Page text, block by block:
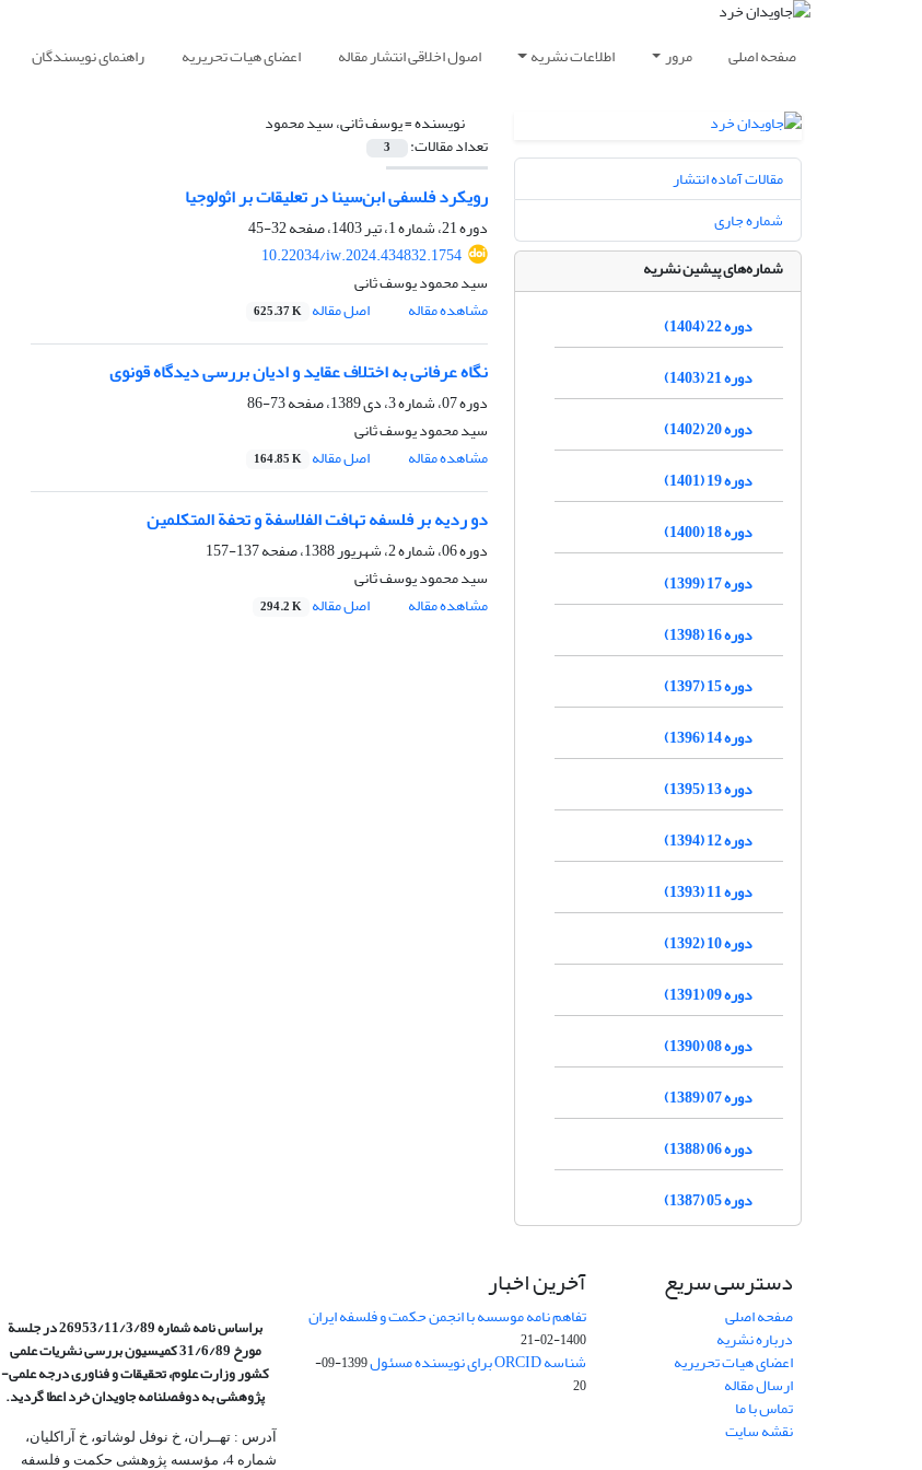
صفحه اصلی مرور اطلاعات نشریه اصول اخلاقی انتشار مقاله اعضای هیات تحریریه راهنمای نویسندگان
نویسنده =یوسف ثانی، سید محمود
تعداد مقالات: 3
رویکرد فلسفی ابن‌سینا در تعلیقات بر اثولوجیا
دوره 21، شماره 1، تیر 1403، صفحه
32-45
10.22034/iw.2024.434832.1754
سید محمود یوسف ثانی
مشاهده مقاله
اصل مقاله 625.37 K
نگاه عرفانی به اختلاف عقاید و ادیان بررسی دیدگاه قونوی
دوره 07، شماره 3، دی 1389، صفحه
73-86
سید محمود یوسف ثانی
مشاهده مقاله
اصل مقاله 164.85 K
دو ردیه بر فلسفه تهافت الفلاسفة و تحفة المتکلمین
دوره 06، شماره 2، شهریور 1388، صفحه
137-157
سید محمود یوسف ثانی
مشاهده مقاله
اصل مقاله 294.2 K
مقالات آماده انتشار
شماره جاری
شماره‌های پیشین نشریه
دوره 22 (1404)
دوره 21 (1403)
دوره 20 (1402)
دوره 19 (1401)
دوره 18 (1400)
دوره 17 (1399)
دوره 16 (1398)
دوره 15 (1397)
دوره 14 (1396)
دوره 13 (1395)
دوره 12 (1394)
دوره 11 (1393)
دوره 10 (1392)
دوره 09 (1391)
دوره 08 (1390)
دوره 07 (1389)
دوره 06 (1388)
دوره 05 (1387)
دسترسی سریع
صفحه اصلی
درباره نشریه
اعضای هیات تحریریه
ارسال مقاله
تماس با ما
نقشه سایت
آخرین اخبار
تفاهم نامه موسسه با انجمن حکمت و فلسفه ایران
1400-02-21
شناسه ORCID برای نویسنده مسئول
1399-09-
20
براساس نامه شماره 26953/11/3/89 در جلسة
مورخ 31/6/89 کمیسیون
بررسی نشریات علمی
کشور وزارت علوم، تحقیقات و فناوری درجه علمی‌-
پژوهشیبه دوفصلنامه جاویدان خرد اعطا گردید.
آدرس : تهــران، خ نوفل لوشاتو، خ آراکلیان،
شماره 4،‌ مؤسسه پژوهشی حکمت و فلسفه